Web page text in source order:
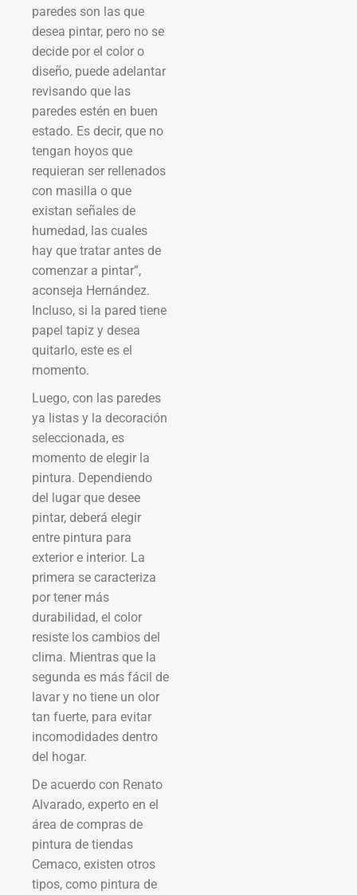
paredes son las que
desea pintar, pero no se
decide por el color o
diseño, puede adelantar
revisando que las
paredes estén en buen
estado. Es decir, que no
tengan hoyos que
requieran ser rellenados
con masilla o que
existan señales de
humedad, las cuales
hay que tratar antes de
comenzar a pintar”,
aconseja Hernández.
Incluso, si la pared tiene
papel tapiz y desea
quitarlo, este es el
momento.
Luego, con las paredes
ya listas y la decoración
seleccionada, es
momento de elegir la
pintura. Dependiendo
del lugar que desee
pintar, deberá elegir
entre pintura para
exterior e interior. La
primera se caracteriza
por tener más
durabilidad, el color
resiste los cambios del
clima. Mientras que la
segunda es más fácil de
lavar y no tiene un olor
tan fuerte, para evitar
incomodidades dentro
del hogar.
De acuerdo con Renato
Alvarado, experto en el
área de compras de
pintura de tiendas
Cemaco, existen otros
tipos, como pintura de